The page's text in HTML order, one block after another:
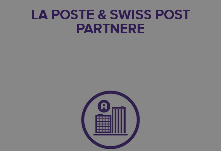
LA POSTE & SWISS POST
PARTNERE